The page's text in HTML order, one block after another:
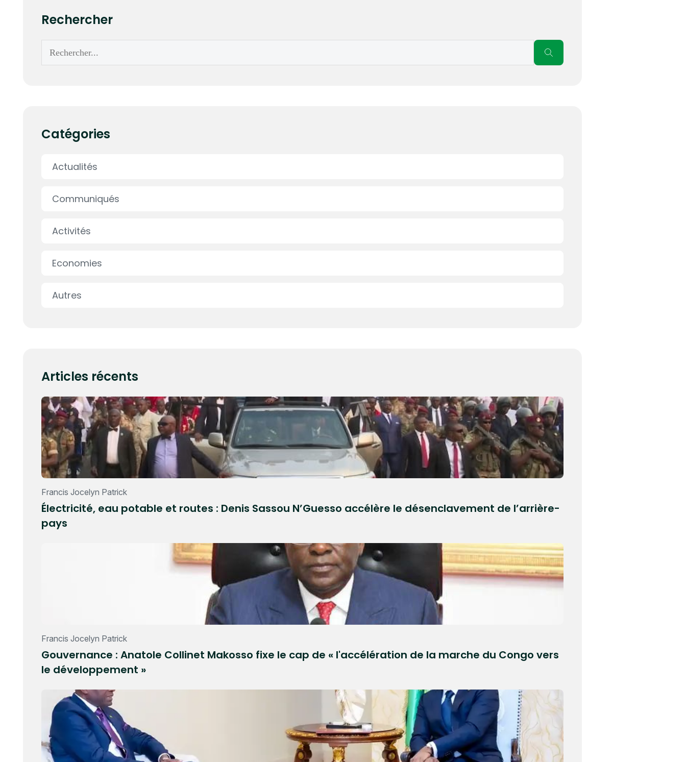
Rechercher
Catégories
Actualités
Communiqués
Activités
Economies
Autres
Articles récents
Francis Jocelyn Patrick
Électricité, eau potable et routes : Denis Sassou N’Guesso accélère le désenclavement de l’arrière-
pays
Francis Jocelyn Patrick
Gouvernance : Anatole Collinet Makosso fixe le cap de « l'accélération de la marche du Congo vers
le développement »